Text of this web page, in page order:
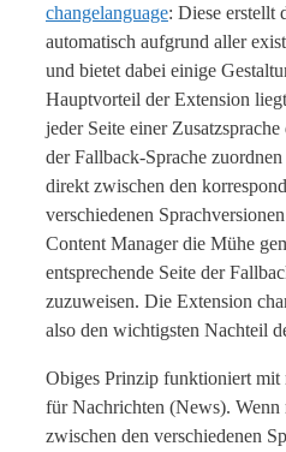
changelanguage: Diese erstellt
automatisch aufgrund aller
und bietet dabei einige
Hauptvorteil der Extension
jeder Seite einer
der Fallback-Sprache
direkt zwischen den
verschiedenen
Content Manager die Mühe
entsprechende Seite der
zuzuweisen. Die Extension
also den wichtigsten Nachteil
Obiges Prinzip funktioniert mit
für Nachrichten (News). Wenn
zwischen den verschiedenen